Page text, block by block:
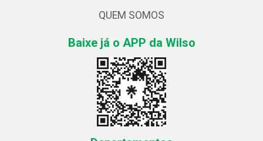
QUEM SOMOS
Baixe já o APP da Wilso